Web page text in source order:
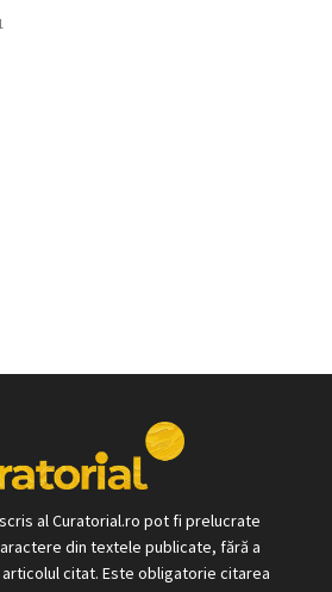
al Curatorial.ro pot fi prelucrate
din textele publicate, fără a
citat. Este obligatorie citarea